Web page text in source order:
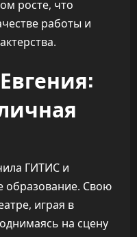
росте, что
работы и
ГИТИС и
образование. Свою
играя в
на сцену